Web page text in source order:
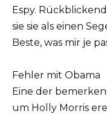
Espy.
sie sie als einen
Beste, was mir je
Fehler mit Obama
Eine der
um Holly Morris